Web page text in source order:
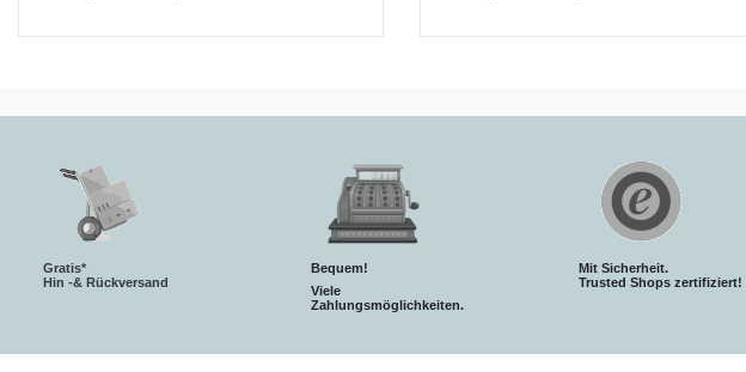
Gratis*
Hin -& Rückversand
Bequem!
Viele
Zahlungsmöglichkeiten.
Mit Sicherheit.
Trusted Shops zertifiziert!